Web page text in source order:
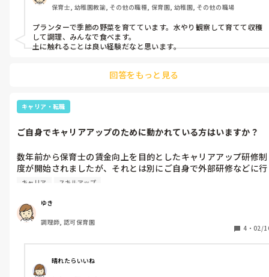
保育士, 幼稚園教諭, その他の職種, 保育園, 幼稚園, その他の職場
プランターで季節の野菜を育てています。水やり観察して育てて収穫
して調理、みんなで食べます。
土に触れることは良い経験だなと思います。
回答をもっと見る
キャリア・転職
ご自身でキャリアアップのために動かれている方はいますか？
数年前から保育士の賃金向上を目的としたキャリアアップ研修制
度が開始されましたが、それとは別にご自身で外部研修などに行
かれている方はいらっしゃいますか？キャリアアップ研修は講師
無いように思います。時間をかけて受講するので、どうせならよ
り身になる勉強をしたい…と思うのが正直なところです。みなさ
んはいかがでしょうか？
キャリア スキルアップ
ゆき
調理師, 認可保育園
4 ・ 02/
晴れたらいいね